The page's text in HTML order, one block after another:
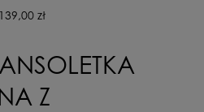
139,00 zł
Z